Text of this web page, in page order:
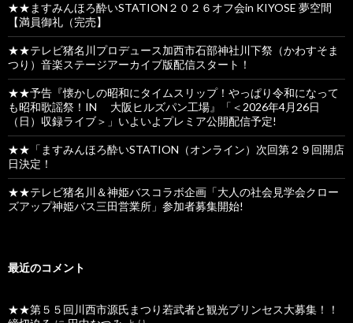
★★ますみんほろ酔いSTATION２０２６オフ会in KIYOSE 夢空間
【満員御礼（完売】
★★テレビ猪名川プロデュース加西市石部神社川下祭（かわすそま
つり）音楽ステージアーカイブ版配信スタート！
★★予告『懐かしの昭和にタイムスリップ！やっぱり令和になって
も昭和歌謡祭！IN 大阪ヒルズパン工場』「＜2026年4月26日
（日）収録ライブ＞」いよいよプレミア公開配信予定!
★★「ますみんほろ酔いSTATION（オンライン）次回第２９回開店
日決定！
★★テレビ猪名川＆神姫バスコラボ企画「大人の社会見学会クロー
ズアップ神姫バス三田営業所」参加者募集開始!
最近のコメント
★★第５５回川西市源氏まつり若武者と観光プリンセス大募集！！